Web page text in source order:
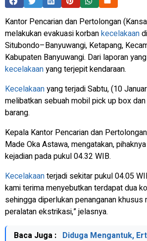
Kantor Pencarian dan Pertolongan
melakukan evakuasi korbankecelakaan
Situbondo–Banyuwangi, Ketapang,
Kabupaten Banyuwangi. Dari laporan
kecelakaanyang terjepit kendaraan.
Kecelakaanyang terjadi Sabtu, (10
melibatkan sebuah mobil pick up box
barang.
Kepala Kantor Pencarian dan
Made Oka Astawa, mengatakan,
kejadian pada pukul 04.32 WIB.
Kecelakaanterjadi sekitar pukul 04.05
kami terima menyebutkan terdapat dua
sehingga diperlukan penanganan khusus
peralatan ekstrikasi,” jelasnya.
Baca Juga : Diduga Mengantuk,